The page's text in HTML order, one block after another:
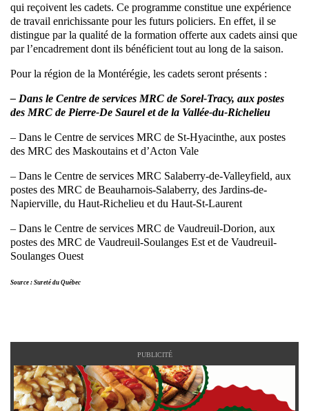
qui reçoivent les cadets. Ce programme constitue une expérience
de travail enrichissante pour les futurs policiers. En effet, il se
distingue par la qualité de la formation offerte aux cadets ainsi que
par l’encadrement dont ils bénéficient tout au long de la saison.
Pour la région de la Montérégie, les cadets seront présents :
– Dans le Centre de services MRC de Sorel-Tracy, aux postes
des MRC de Pierre-De Saurel et de la Vallée-du-Richelieu
– Dans le Centre de services MRC de St-Hyacinthe, aux postes
des MRC des Maskoutains et d’Acton Vale
– Dans le Centre de services MRC Salaberry-de-Valleyfield, aux
postes des MRC de Beauharnois-Salaberry, des Jardins-de-
Napierville, du Haut-Richelieu et du Haut-St-Laurent
– Dans le Centre de services MRC de Vaudreuil-Dorion, aux
postes des MRC de Vaudreuil-Soulanges Est et de Vaudreuil-
Soulanges Ouest
Source : Sureté du Québec
PUBLICITÉ